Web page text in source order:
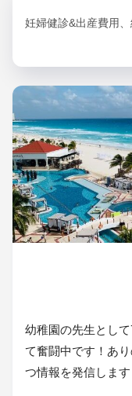
妊婦健診&出産費用
幼稚園の先生とし
て奮闘中です！あ
つ情報を発信します